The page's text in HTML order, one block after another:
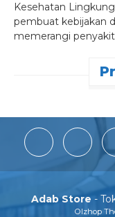
Kesehatan
pembuat kebijakan
memerangi
Adab Store -
Olzhop